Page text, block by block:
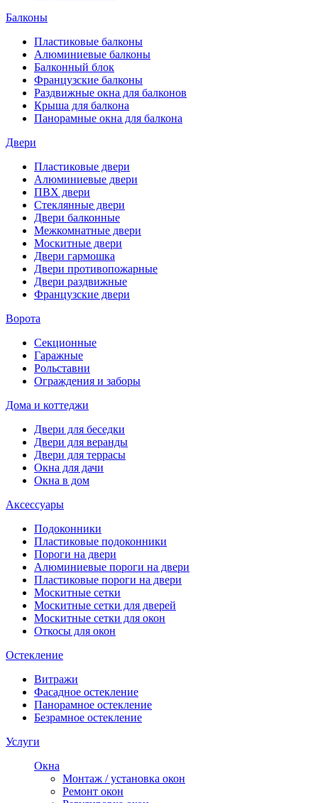
Балконы
Пластиковые балконы
Алюминиевые балконы
Балконный блок
Французские балконы
Раздвижные окна для балконов
Крыша для балкона
Панорамные окна для балкона
Двери
Пластиковые двери
Алюминиевые двери
ПВХ двери
Стеклянные двери
Двери балконные
Межкомнатные двери
Москитные двери
Двери гармошка
Двери противопожарные
Двери раздвижные
Французские двери
Ворота
Секционные
Гаражные
Рольставни
Ограждения и заборы
Дома и коттеджи
Двери для беседки
Двери для веранды
Двери для террасы
Окна для дачи
Окна в дом
Аксессуары
Подоконники
Пластиковые подоконники
Пороги на двери
Алюминиевые пороги на двери
Пластиковые пороги на двери
Москитные сетки
Москитные сетки для дверей
Москитные сетки для окон
Откосы для окон
Остекление
Витражи
Фасадное остекление
Панорамное остекление
Безрамное остекление
Услуги
Окна
Монтаж / установка окон
Ремонт окон